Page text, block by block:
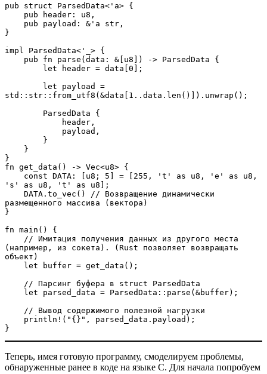
pub struct ParsedData<'a> {
    pub header: u8,
    pub payload: &'a str,
}
impl ParsedData<'_> {
    pub fn parse(data: &[u8]) -> ParsedData {
        let header = data[0];
std::str::from_utf8(&data[1..data.len()]).unwrap();
        ParsedData {
            header,
            payload,
        }
    }
}
fn get_data() -> Vec<u8> {
's' as u8, 't' as u8];
размещенного массива (вектора)
}
fn main() {
(например, из сокета). (Rust позволяет возвращать
объект)
    let buffer = get_data();
    // Парсинг буфера в struct ParsedData
    let parsed_data = ParsedData::parse(&buffer);
    // Вывод содержимого полезной нагрузки
    println!("{}", parsed_data.payload);
}
Теперь, имея готовую программу, смоделируем проблемы,
обнаруженные ранее в коде на языке C. Для начала попробуем